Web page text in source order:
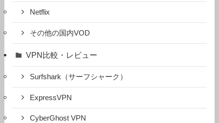
Netflix
その他の国内VOD
VPN比較・レビュー
Surfshark（サーフシャーク）
ExpressVPN
CyberGhost VPN